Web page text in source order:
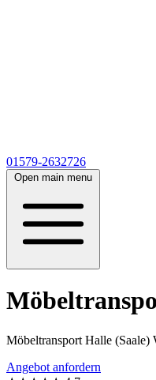
01579-2632726
Open main menu
Möbeltransport Halle
Angebot anfordern